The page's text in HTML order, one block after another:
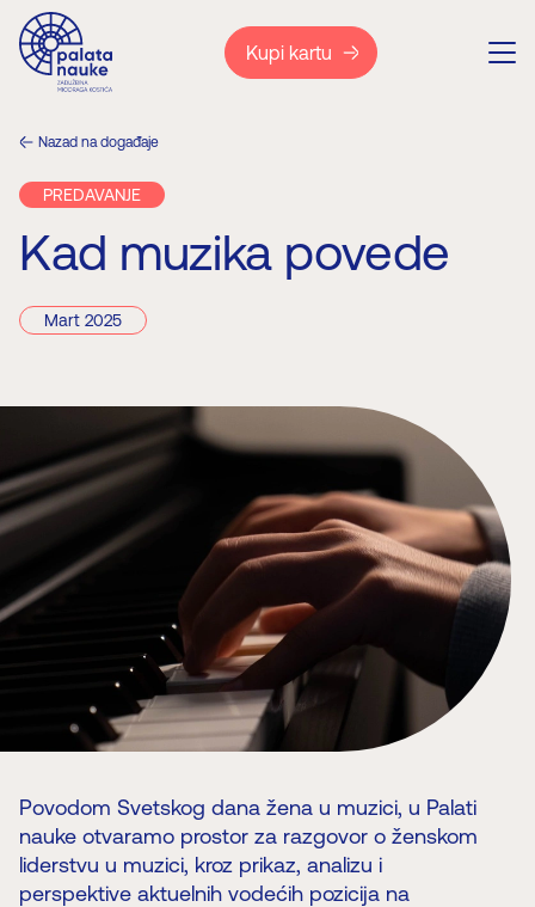
Kupi kartu
Nazad na događaje
PREDAVANJE
Kad muzika povede
Mart 2025
Povodom Svetskog dana žena u muzici, u Palati
nauke otvaramo prostor za razgovor o ženskom
liderstvu u muzici, kroz prikaz, analizu i
perspektive aktuelnih vodećih pozicija na